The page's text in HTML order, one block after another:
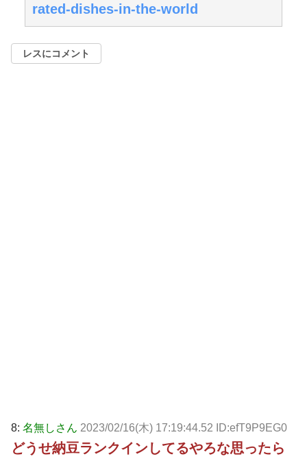
rated-dishes-in-the-world
レスにコメント
8: 名無しさん 2023/02/16(木) 17:19:44.52 ID:efT9P9EG0
どうせ納豆ランクインしてるやろな思ったら